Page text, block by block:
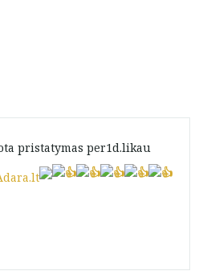
pristatymas per1d.likau